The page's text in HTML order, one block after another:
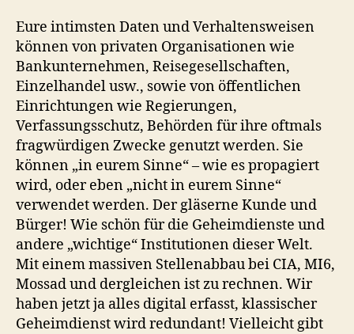
Eure intimsten Daten und Verhaltensweisen
können von privaten Organisationen wie
Bankunternehmen, Reisegesellschaften,
Einzelhandel usw., sowie von öffentlichen
Einrichtungen wie Regierungen,
Verfassungsschutz, Behörden für ihre oftmals
fragwürdigen Zwecke genutzt werden. Sie
können „in eurem Sinne“ – wie es propagiert
wird, oder eben „nicht in eurem Sinne“
verwendet werden. Der gläserne Kunde und
Bürger! Wie schön für die Geheimdienste und
andere „wichtige“ Institutionen dieser Welt.
Mit einem massiven Stellenabbau bei CIA, MI6,
Mossad und dergleichen ist zu rechnen. Wir
haben jetzt ja alles digital erfasst, klassischer
Geheimdienst wird redundant! Vielleicht gibt